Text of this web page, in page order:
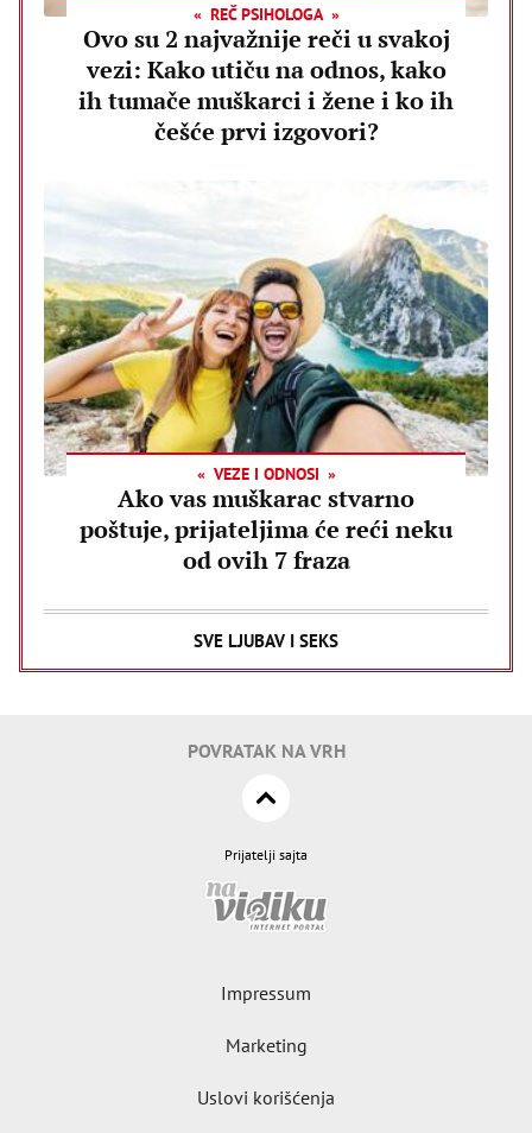
REČ PSIHOLOGA
Ovo su 2 najvažnije reči u svakoj
vezi: Kako utiču na odnos, kako
ih tumače muškarci i žene i ko ih
češće prvi izgovori?
VEZE I ODNOSI
Ako vas muškarac stvarno
poštuje, prijateljima će reći neku
od ovih 7 fraza
SVE LJUBAV I SEKS
POVRATAK NA VRH
Prijatelji sajta
Impressum
Marketing
Uslovi korišćenja